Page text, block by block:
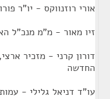
אורי רוזנווקס - יו"ר
זיו מאור - מ"מ מנכ"ל
דורון קרני - מזכיר
החדשה
עו"ד דניאל גלילי -